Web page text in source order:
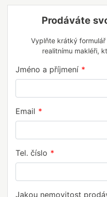
Prodáváte
Vyplňte krátký
realitnímu makléři,
Jméno a příjmení
Email
Tel. číslo
Jakou nemovitost